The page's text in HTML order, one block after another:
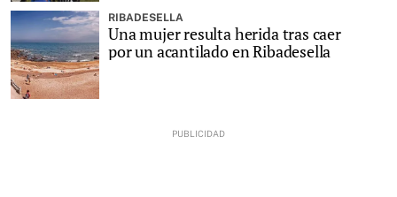
RIBADESELLA
Una mujer resulta herida tras caer
por un acantilado en Ribadesella